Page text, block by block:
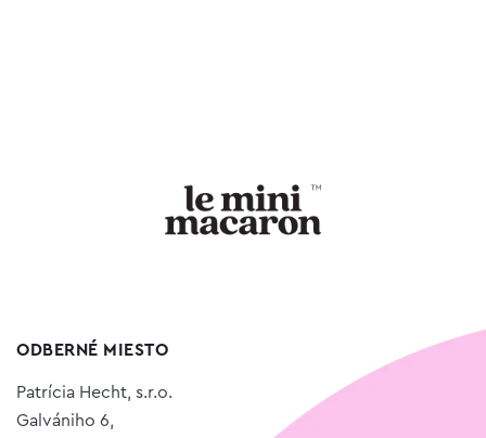
ODBERNÉ MIESTO
Patrícia Hecht, s.r.o.
Galvániho 6,